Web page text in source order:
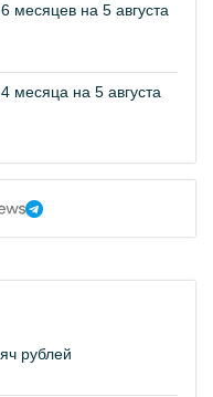
месяцев на 5 августа
месяца на 5 августа
рублей